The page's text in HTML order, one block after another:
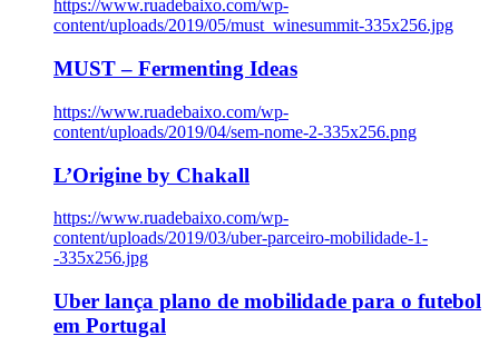
https://www.ruadebaixo.com/wp-
content/uploads/2019/05/must_winesummit-335x256.jpg
MUST – Fermenting Ideas
https://www.ruadebaixo.com/wp-
content/uploads/2019/04/sem-nome-2-335x256.png
L’Origine by Chakall
https://www.ruadebaixo.com/wp-
content/uploads/2019/03/uber-parceiro-mobilidade-1-
-335x256.jpg
Uber lança plano de mobilidade para o futebol
em Portugal